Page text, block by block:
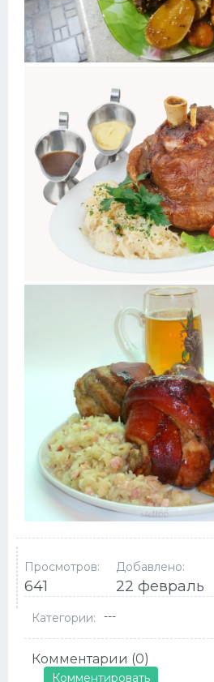
Просмотров:
641
Добавлено:
22 февраль
Категории: ---
Комментарии (0)
Комментировать